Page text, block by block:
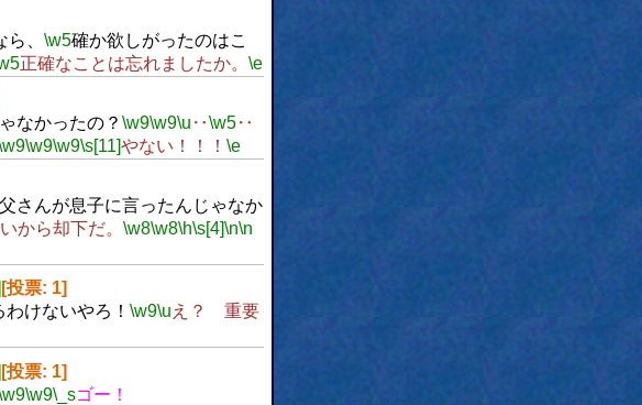
、 \w5確か欲しがったのはこ
正確なことは忘れましたか。 \e
なかったの？ \w9\w9\u ‥\w5‥
\w9\w9\s[11]やない！！！ \e
さんが息子に言ったんじゃなか
から却下だ。 \w8\w8\h\s[4]\n\n
[投票: 1]
けないやろ！ \w9\u え？ 重要
[投票: 1]
\w9\_sゴー！